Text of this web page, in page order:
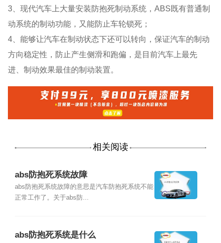
3、现代汽车上大量安装防抱死制动系统，ABS既有普通制
动系统的制动功能，又能防止车轮锁死；
4、能够让汽车在制动状态下还可以转向，保证汽车的制动
方向稳定性，防止产生侧滑和跑偏，是目前汽车上最先
进、制动效果最佳的制动装置。
相关阅读
abs防抱死系统故障
abs防抱死系统故障的意思是汽车防抱死系统不能
正常工作了。关于abs防...
abs防抱死系统是什么